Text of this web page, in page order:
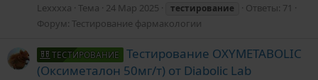
Lexxxxa Тема 24 Мар 2025 тестирование
Ответы: 71
Форум: Тестирование фармакологии
ТЕСТИРОВАНИЕ
Тестирование OXYMETABOLIC
(Оксиметалон 50мг/т) от Diabolic Lab